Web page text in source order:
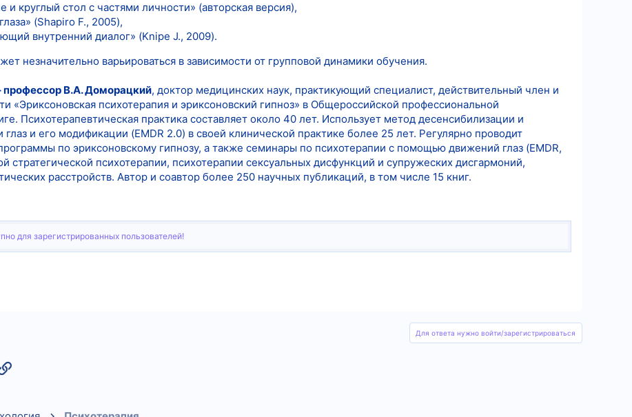
и круглый стол с частями личности» (авторская версия),
(Shapiro F., 2005),
внутренний диалог» (Knipe J., 2009).
незначительно варьироваться в зависимости от групповой динамики обучения.
профессор В.А. Доморацкий, доктор медицинских наук, практикующий специалист, действительный член и
«Эриксоновская психотерапия и эриксоновский гипноз» в Общероссийской профессиональной
Психотерапевтическая практика составляет около 40 лет. Использует метод десенсибилизации и
и его модификации (EMDR 2.0) в своей клинической практике более 25 лет. Регулярно проводит
по эриксоновскому гипнозу, а также семинары по психотерапии с помощью движений глаз (EMDR,
стратегической психотерапии, психотерапии сексуальных дисфункций и супружеских дисгармоний,
расстройств. Автор и соавтор более 250 научных публикаций, в том числе 15 книг.
для зарегистрированных пользователей!
Для ответа нужно войти/зарегистрироваться
почта
Ссылка